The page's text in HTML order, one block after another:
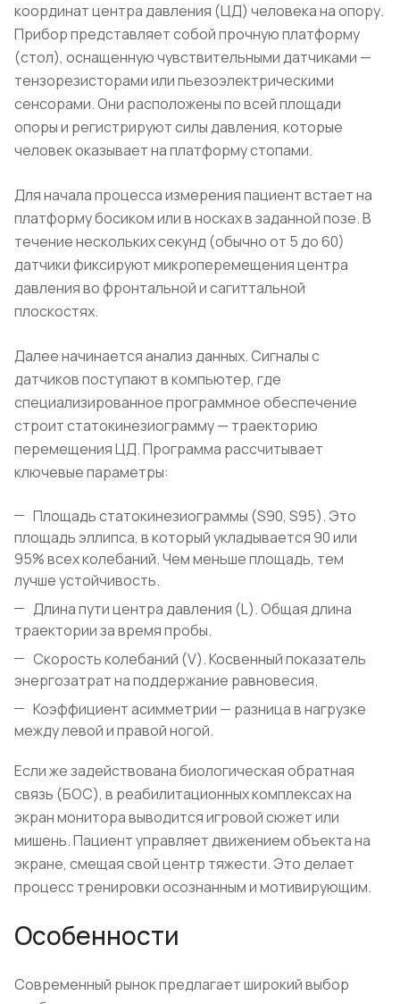
координат центра давления (ЦД) человека на опору.
Прибор представляет собой прочную платформу
(стол), оснащенную чувствительными датчиками —
тензорезисторами или пьезоэлектрическими
сенсорами. Они расположены по всей площади
опоры и регистрируют силы давления, которые
человек оказывает на платформу стопами.
Для начала процесса измерения пациент встает на
платформу босиком или в носках в заданной позе. В
течение нескольких секунд (обычно от 5 до 60)
датчики фиксируют микроперемещения центра
давления во фронтальной и сагиттальной
плоскостях.
Далее начинается анализ данных. Сигналы с
датчиков поступают в компьютер, где
специализированное программное обеспечение
строит статокинезиограмму — траекторию
перемещения ЦД. Программа рассчитывает
ключевые параметры:
Площадь статокинезиограммы (S90, S95). Это
площадь эллипса, в который укладывается 90 или
95% всех колебаний. Чем меньше площадь, тем
лучше устойчивость.
Длина пути центра давления (L). Общая длина
траектории за время пробы.
Скорость колебаний (V). Косвенный показатель
энергозатрат на поддержание равновесия.
Коэффициент асимметрии — разница в нагрузке
между левой и правой ногой.
Если же задействована биологическая обратная
связь (БОС), в реабилитационных комплексах на
экран монитора выводится игровой сюжет или
мишень. Пациент управляет движением объекта на
экране, смещая свой центр тяжести. Это делает
процесс тренировки осознанным и мотивирующим.
Особенности
Современный рынок предлагает широкий выбор